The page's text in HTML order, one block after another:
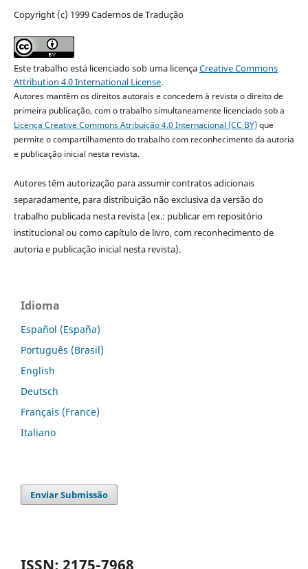
Copyright (c) 1999 Cadernos de Tradução
Este trabalho está licenciado sob uma licençaCreative Commons
Attribution 4.0 International License.
Autores mantêm os direitos autorais e concedem à revista o direito de
primeira publicação, com o trabalho simultaneamente licenciado sob a
Licença Creative Commons Atribuição 4.0 Internacional (CC BY)que
permite o compartilhamento do trabalho com reconhecimento da autoria
e publicação inicial nesta revista.
Autores têm autorização para assumir contratos adicionais
separadamente, para distribuição não exclusiva da versão do
trabalho publicada nesta revista (ex.: publicar em repositório
institucional ou como capítulo de livro, com reconhecimento de
autoria e publicação inicial nesta revista).
Idioma
Español (España)
Português (Brasil)
English
Deutsch
Français (France)
Italiano
Enviar Submissão
ISSN: 2175-7968